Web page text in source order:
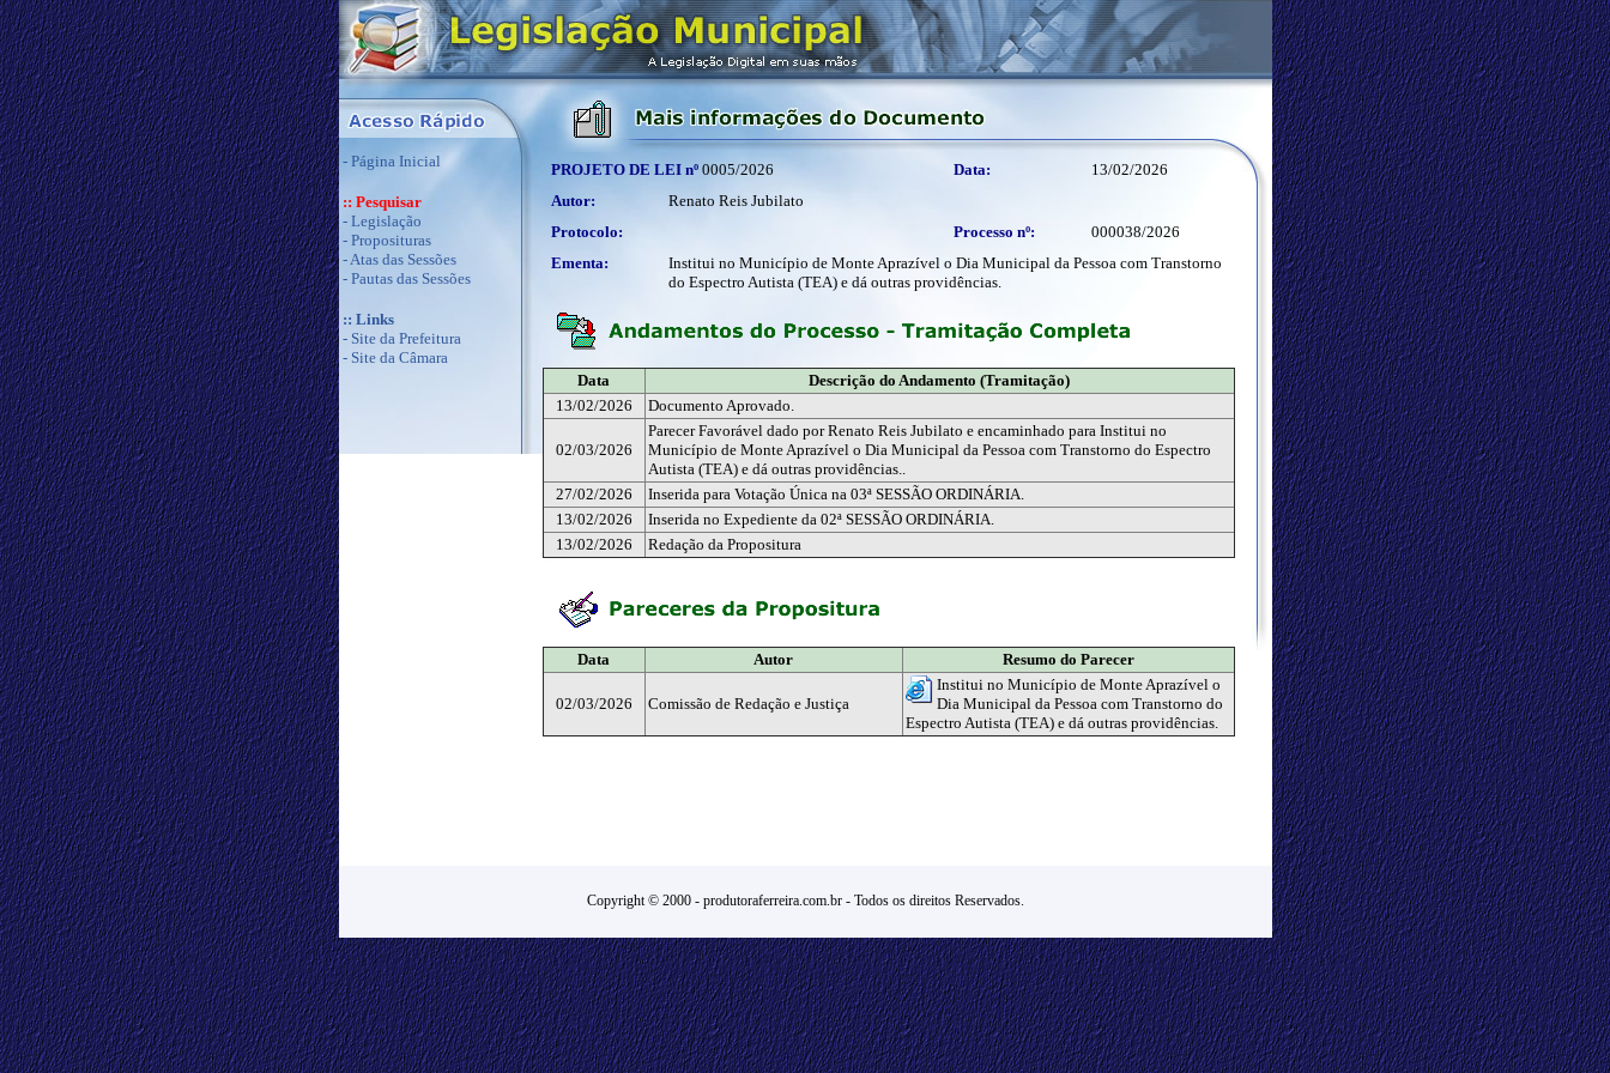
- Página Inicial
:: Pesquisar
- Legislação
- Proposituras
-Atas das Sessões
- Pautas das Sessões
:: Links
- Site da Prefeitura
- Site da Câmara
PROJETO DE LEI nº 0005/2026 Data:
13/02/2026
Autor:
Renato Reis Jubilato
Protocolo:
Processo nº:
000038/2026
Ementa:
Institui no Município de Monte Aprazível o Dia Municipal da Pessoa com Transtorno
do Espectro Autista (TEA) e dá outras providências.
Data
Descrição do Andamento (Tramitação)
13/02/2026
Documento Aprovado.
02/03/2026
Parecer Favorável dado por Renato Reis Jubilato e encaminhado para Institui no
Município de Monte Aprazível o Dia Municipal da Pessoa com Transtorno do Espectro
Autista (TEA) e dá outras providências..
27/02/2026
Inserida para Votação Única na 03ª SESSÃO ORDINÁRIA.
13/02/2026
Inserida no Expediente da 02ª SESSÃO ORDINÁRIA.
13/02/2026
Redação da Propositura
Data Autor Resumo do Parecer
02/03/2026 Comissão de Redação e Justiça
Institui no Município de Monte Aprazível o
Dia Municipal da Pessoa com Transtorno do
Espectro Autista (TEA) e dá outras providências.
Copyright © 2000 - produtoraferreira.com.br- Todos os direitos Reservados.